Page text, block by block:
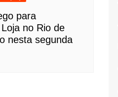
para
no Rio de
nesta segunda